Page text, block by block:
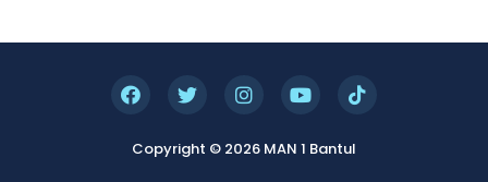
Copyright © 2026 MAN 1 Bantul